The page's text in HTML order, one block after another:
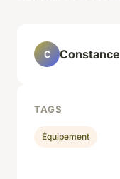
C Constance
TAGS
Équipement